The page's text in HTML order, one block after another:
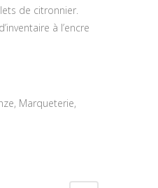
de citronnier.
à l’encre
Marqueterie,